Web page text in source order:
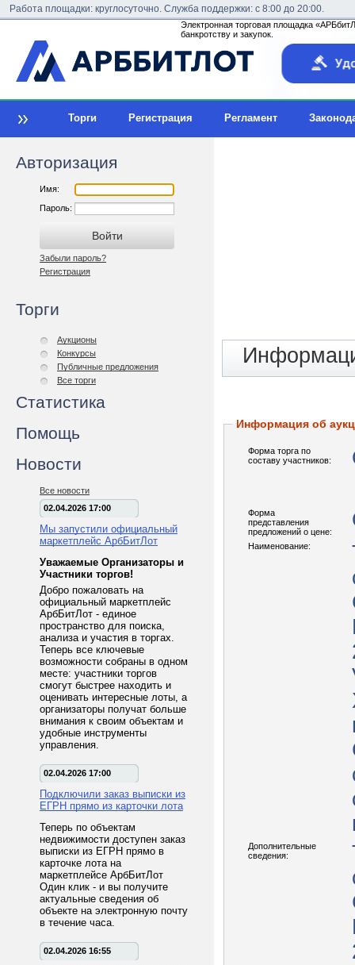
Работа площадки: круглосуточно. Служба поддержки: с 8:00 до 20:00.
Электронная торговая площадка
банкротству и закупок.
Торги Регистрация Регламент
Авторизация
Имя:
Пароль:
Забыли пароль?
Регистрация
Торги
Аукционы
Конкурсы
Публичные предложения
Все торги
Статистика
Помощь
Новости
Все новости
02.04.2026 17:00
Мы запустили официальный
маркетплейс АрбБитЛот
Уважаемые Организаторы и
Участники торгов!
Добро пожаловать на
официальный маркетплейс
АрбБитЛот - единое
пространство для поиска,
анализа и участия в торгах.
Теперь все ключевые
возможности собраны в одном
месте: участники торгов
смогут быстрее находить и
оценивать интересные лоты, а
организаторы получат больше
внимания к своим объектам и
удобные инструменты
управления.
02.04.2026 17:00
Подключили заказ выписки из
ЕГРН прямо из карточки лота
Теперь по объектам
недвижимости доступен заказ
выписки из ЕГРН прямо в
карточке лота на
маркетплейсе АрбБитЛот
Один клик - и вы получите
актуальные сведения об
объекте на электронную почту
в течение часа.
02.04.2026 16:55
Информация об
Форма торга по
составу участников:
Форма
представления
предложений о цене:
Наименование:
Дополнительные
сведения: